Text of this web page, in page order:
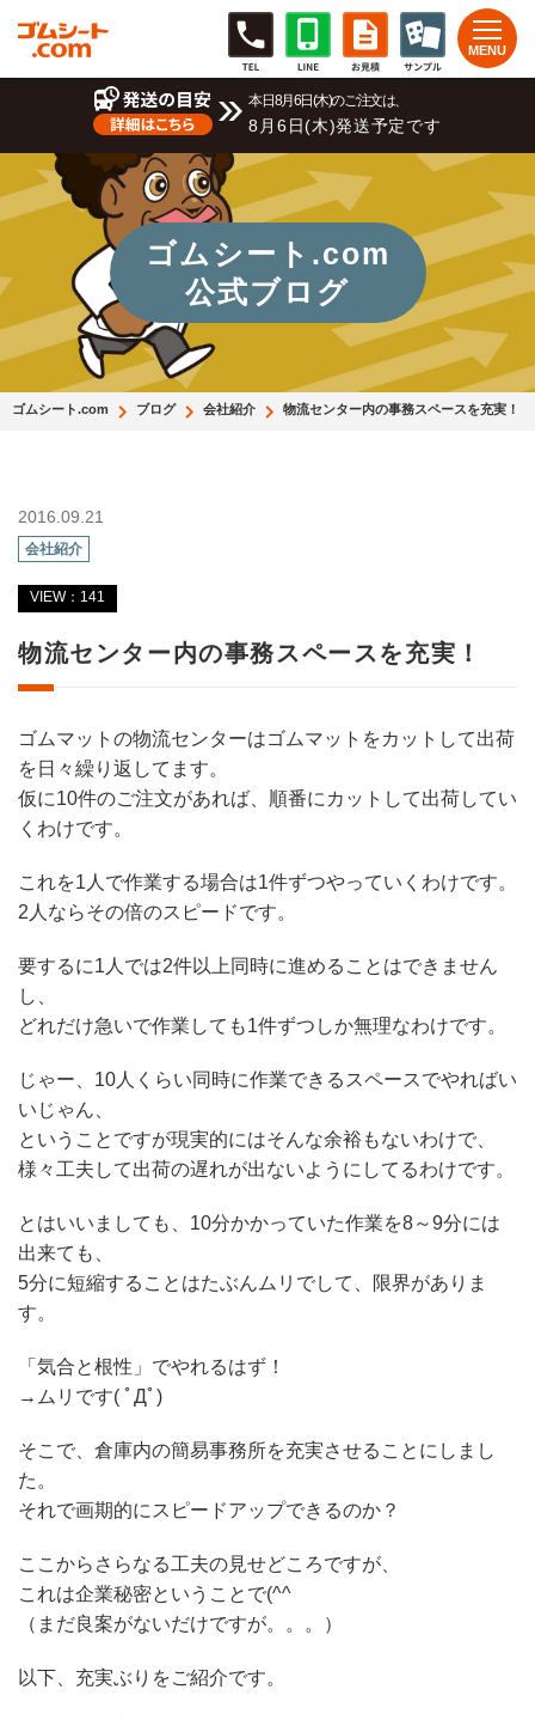
本日8月6日(木)のご注文は、
8月6日(木)発送予定です
ゴムシート.com
公式ブログ
ゴムシート.com ブログ 会社紹介 物流センター内の事務スペースを充実！
2016.09.21
会社紹介
VIEW：141
物流センター内の事務スペースを充実！
ゴムマットの物流センターはゴムマットをカットして出荷
を日々繰り返してます。
仮に10件のご注文があれば、順番にカットして出荷してい
くわけです。
これを1人で作業する場合は1件ずつやっていくわけです。
2人ならその倍のスピードです。
要するに1人では2件以上同時に進めることはできません
し、
どれだけ急いで作業しても1件ずつしか無理なわけです。
じゃー、10人くらい同時に作業できるスペースでやればい
いじゃん、
ということですが現実的にはそんな余裕もないわけで、
様々工夫して出荷の遅れが出ないようにしてるわけです。
とはいいましても、10分かかっていた作業を8～9分には
出来ても、
5分に短縮することはたぶんムリでして、限界がありま
す。
「気合と根性」でやれるはず！
→ムリです( ﾟДﾟ)
そこで、倉庫内の簡易事務所を充実させることにしまし
た。
それで画期的にスピードアップできるのか？
ここからさらなる工夫の見せどころですが、
これは企業秘密ということで(^^ゞ
（まだ良案がないだけですが。。。）
以下、充実ぶりをご紹介です。